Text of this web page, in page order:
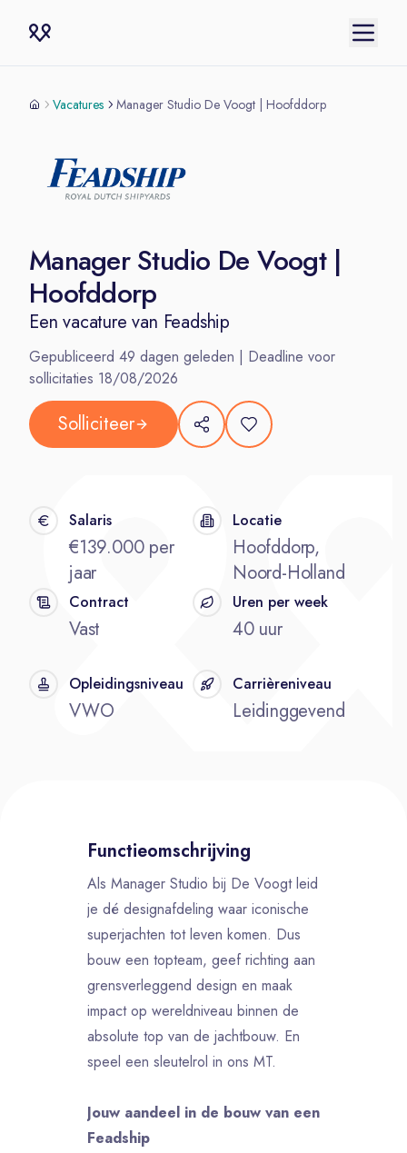
Vacatures Manager Studio De Voogt | Hoofddorp
Manager Studio De Voogt |
Hoofddorp
Een vacature van Feadship
Gepubliceerd 49 dagen geleden | Deadline voor
sollicitaties 18/08/2026
Solliciteer
Salaris
€139.000 per
jaar
Locatie
Hoofddorp,
Noord-Holland
Contract
Vast
Uren per week
40 uur
Opleidingsniveau
VWO
Carrièreniveau
Leidinggevend
Functieomschrijving
Als Manager Studio bij De Voogt leid
je dé designafdeling waar iconische
superjachten tot leven komen. Dus
bouw een topteam, geef richting aan
grensverleggend design en maak
impact op wereldniveau binnen de
absolute top van de jachtbouw. En
speel een sleutelrol in ons MT.
Jouw aandeel in de bouw van een
Feadship